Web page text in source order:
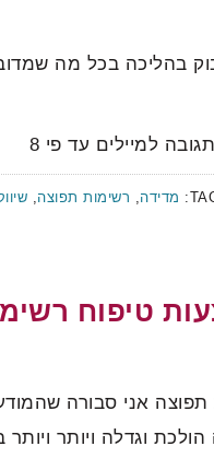
בהליכה בכל מה
למיילים עד פי 8
מדידה, רשימות תפוצה,
טיפוח
אני סבורה
וגדלה ויותר ויותר